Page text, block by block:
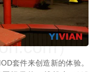
套件来创造新的体验。
）